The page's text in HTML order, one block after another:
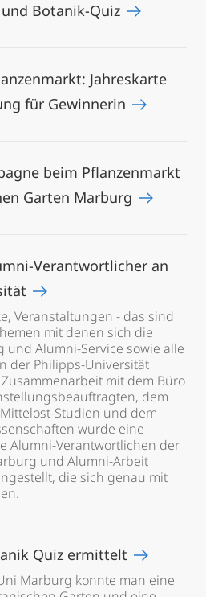
Botanik-Quiz
Jahreskarte
für Gewinnerin
beim Pflanzenmarkt
Garten Marburg
Verantwortlicher an
Veranstaltungen - das sind
mit denen sich die
und Alumni-Service sowie alle
der Philipps-Universität
mit dem Büro
dem
Studien und dem
wurde eine
Alumni-Verantwortlichen der
und Alumni-Arbeit
die sich genau mit
Quiz ermittelt
Marburg konnte man eine